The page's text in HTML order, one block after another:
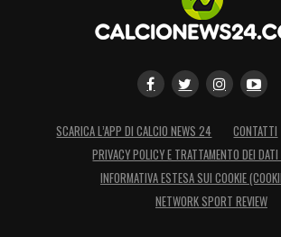
SCARICA L’APP DI CALCIO NEWS 24 CONTATTI
PRIVACY POLICY E TRATTAMENTO DEI
INFORMATIVA ESTESA SUI COOKIE
NETWORK SPORT REVIEW